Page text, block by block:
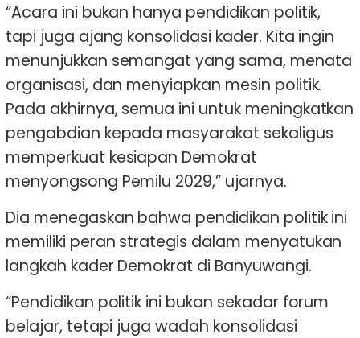
“Acara ini bukan hanya pendidikan politik,
tapi juga ajang konsolidasi kader. Kita ingin
menunjukkan semangat yang sama, menata
organisasi, dan menyiapkan mesin politik.
Pada akhirnya, semua ini untuk meningkatkan
pengabdian kepada masyarakat sekaligus
memperkuat kesiapan Demokrat
menyongsong Pemilu 2029,” ujarnya.
Dia menegaskan bahwa pendidikan politik ini
memiliki peran strategis dalam menyatukan
langkah kader Demokrat di Banyuwangi.
“Pendidikan politik ini bukan sekadar forum
belajar, tetapi juga wadah konsolidasi